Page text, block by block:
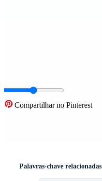
Compartilhar no Pinterest
Palavras-chave relacionadas